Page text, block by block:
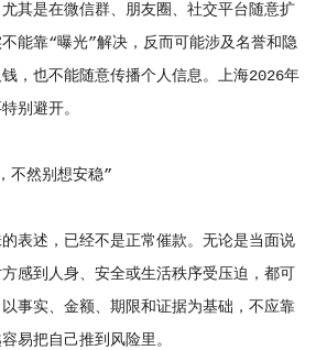
是在微信群、朋友圈、社交平台随意扩
能靠“曝光”解决，反而可能涉及名誉和隐
，也不能随意传播个人信息。上海2026年
别避开。
然别想安稳”
述，已经不是正常催款。无论是当面说
感到人身、安全或生活秩序受压迫，都可
事实、金额、期限和证据为基础，不应靠
易把自己推到风险里。